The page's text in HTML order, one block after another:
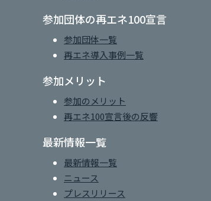
参加団体の再エネ100宣言
参加団体一覧
再エネ導入事例一覧
参加メリット
参加のメリット
再エネ100宣言後の反響
最新情報一覧
最新情報一覧
ニュース
プレスリリース